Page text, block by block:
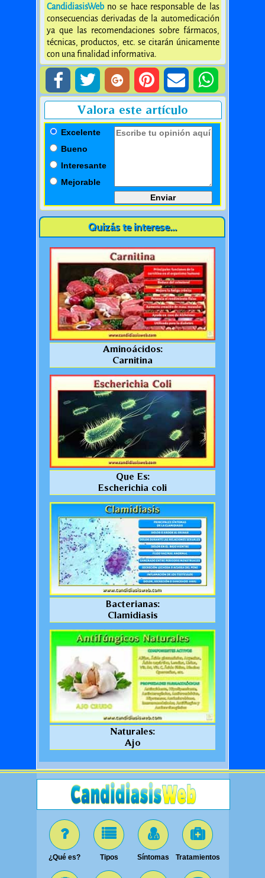
CandidiasisWebno se hace responsable de las
consecuencias derivadas de la automedicación
ya que las recomendaciones sobre fármacos,
técnicas, productos, etc. se citarán únicamente
con una finalidad informativa.
Valora este artículo
Excelente
Bueno
Interesante
Mejorable
Quizás te interese...
Aminoácidos:
Carnitina
Que Es:
Escherichia coli
Bacterianas:
Clamidiasis
Naturales:
Ajo
¿Qué es? Tipos Síntomas Tratamientos